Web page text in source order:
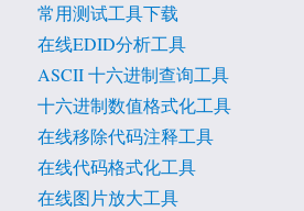
常用测试工具下载
在线EDID分析工具
ASCII 十六进制查询工具
十六进制数值格式化工具
在线移除代码注释工具
在线代码格式化工具
在线图片放大工具